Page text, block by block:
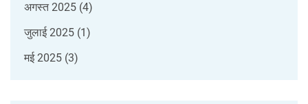
अगस्त 2025 (4)
जुलाई 2025 (1)
मई 2025 (3)